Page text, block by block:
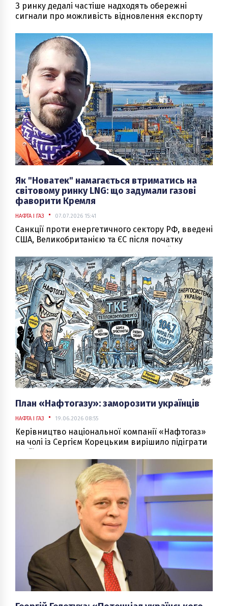
З ринку дедалі частіше надходять обережні
сигнали про можливість відновлення експорту
Як "Новатек" намагається втриматись на
світовому ринку LNG: що задумали газові
фаворити Кремля
НАФТА І ГАЗ 07.07.2026 15:41
Санкції проти енергетичного сектору РФ, введені
США, Великобританією та ЄС після початку
повномасштабного вторгнення в Україну,
певною мірою підірвали плани Росії
перетворитися на одного з найбільших
експортерів зрідженого природного газу у світі.
План «Нафтогазу»: заморозити українців
НАФТА І ГАЗ 19.06.2026 08:55
Керівництво національної компанії «Нафтогаз»
на чолі із Сергієм Корецьким вирішило підіграти
системі теплопостачання України. Своєрідні
«шахеди» полетіли з «Нафтогазу» по
теплокомуненерго: заарештували рахунки ТКЕ і
заблокували підготовку до зими.